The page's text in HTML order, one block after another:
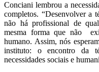
Conciani lembrou a
completos. “Desenvolver a
não há profissional de
mesma forma que não
humano. Assim, nós
instituto: o encontro da
necessidades sociais e